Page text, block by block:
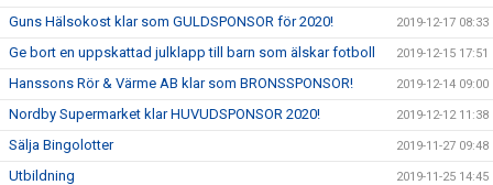
Guns Hälsokost klar som GULDSPONSOR för 2020! 2019-12-17 08:33
Ge bort en uppskattad julklapp till barn som älskar fotboll 2019-12-15 17:51
Hanssons Rör & Värme AB klar som BRONSSPONSOR! 2019-12-14 09:00
Nordby Supermarket klar HUVUDSPONSOR 2020! 2019-12-12 11:38
Sälja Bingolotter 2019-11-27 09:48
Utbildning 2019-11-25 14:45